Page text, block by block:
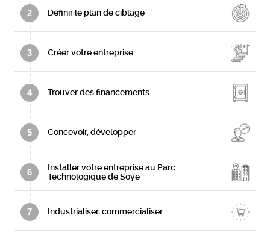
2 Définir le plan de ciblage
3 Créer votre entreprise
4 Trouver des financements
5 Concevoir, développer
6
Installer votre entreprise au Parc
Technologique de Soye
7 Industrialiser, commercialiser